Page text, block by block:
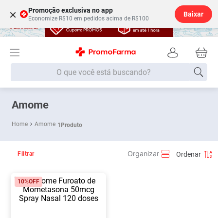
× Promoção exclusiva no app
Economize R$10 em pedidos acima de R$100
Baixar
O que você está buscando?
Amome
Amome 1Produto
Filtrar
10%OFF
Termos mais buscados
1 Fralda
3º
5º Fralda G
6º Shampoo